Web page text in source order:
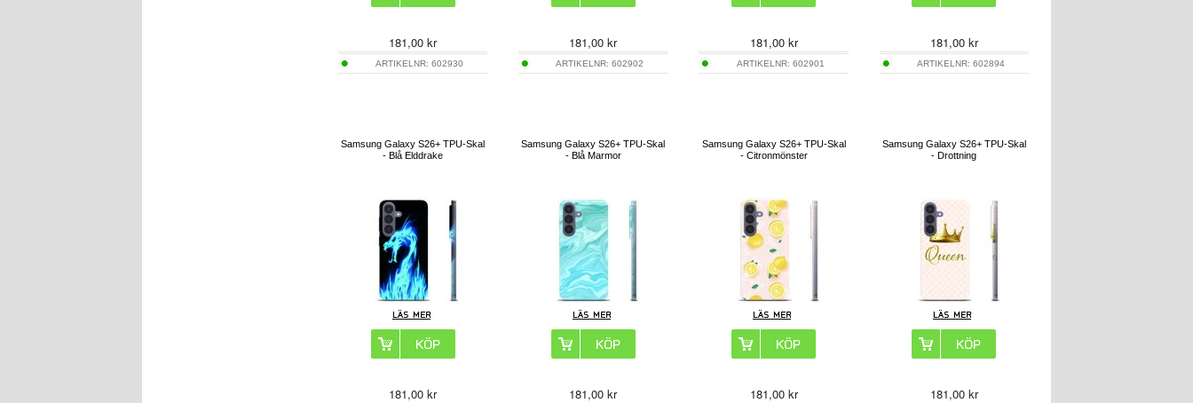
181,00 kr
ARTIKELNR:602930
181,00 kr
ARTIKELNR:602902
181,00kr
ARTIKELNR: 602901
181,00kr
ARTIKELNR: 602894
Samsung Galaxy S26+ TPU-Skal
- Blå Elddrake
181,00 kr
Samsung Galaxy S26+ TPU-Skal
- Blå Marmor
181,00 kr
Samsung Galaxy S26+ TPU-Skal
- Citronmönster
181,00kr
Samsung Galaxy S26+ TPU-Skal
- Drottning
181,00kr